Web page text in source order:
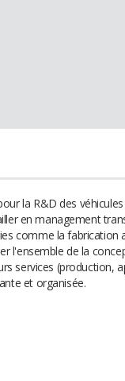
la R&D des
en management
comme la
l'ensemble de la
services (production,
et organisée.